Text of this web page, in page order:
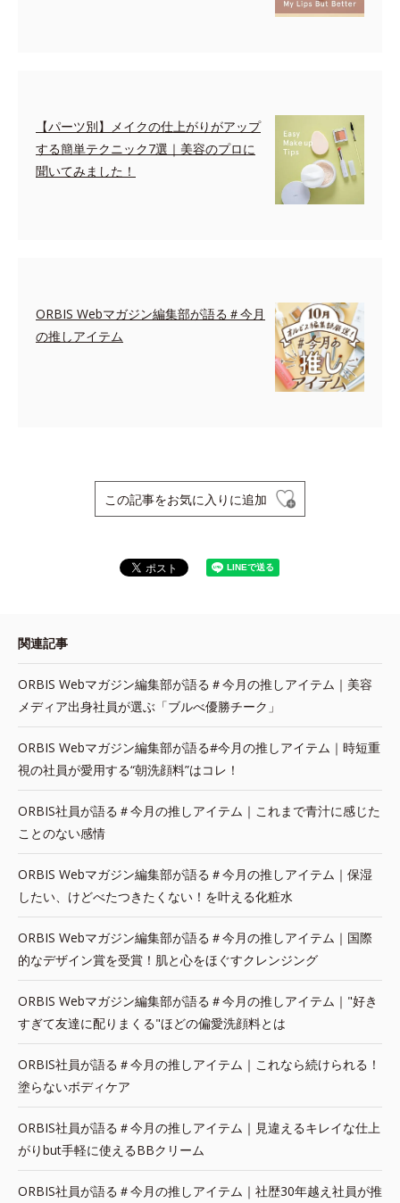
【パーツ別】メイクの仕上がりがアップ
する簡単テクニック7選｜美容のプロに
聞いてみました！
ORBIS Webマガジン編集部が語る＃今月
の推しアイテム
この記事をお気に入りに追加
関連記事
ORBIS Webマガジン編集部が語る＃今月の推しアイテム｜美容
メディア出身社員が選ぶ「ブルべ優勝チーク」
ORBIS Webマガジン編集部が語る#今月の推しアイテム｜時短重
視の社員が愛用する“朝洗顔料”はコレ！
ORBIS社員が語る＃今月の推しアイテム｜これまで青汁に感じた
ことのない感情
ORBIS Webマガジン編集部が語る＃今月の推しアイテム｜保湿
したい、けどべたつきたくない！を叶える化粧水
ORBIS Webマガジン編集部が語る＃今月の推しアイテム｜国際
的なデザイン賞を受賞！肌と心をほぐすクレンジング
ORBIS Webマガジン編集部が語る＃今月の推しアイテム｜"好き
すぎて友達に配りまくる"ほどの偏愛洗顔料とは
ORBIS社員が語る＃今月の推しアイテム｜これなら続けられる！
塗らないボディケア
ORBIS社員が語る＃今月の推しアイテム｜見違えるキレイな仕上
がりbut手軽に使えるBBクリーム
ORBIS社員が語る＃今月の推しアイテム｜社歴30年越え社員が推